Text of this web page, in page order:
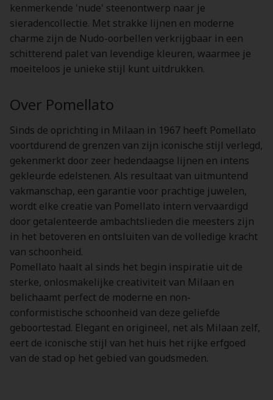
kenmerkende 'nude' steenontwerp naar je
sieradencollectie. Met strakke lijnen en moderne
charme zijn de Nudo-oorbellen verkrijgbaar in een
schitterend palet van levendige kleuren, waarmee je
moeiteloos je unieke stijl kunt uitdrukken.
Over Pomellato
Sinds de oprichting in Milaan in 1967 heeft Pomellato
voortdurend de grenzen van zijn iconische stijl verlegd,
gekenmerkt door zeer hedendaagse lijnen en intens
gekleurde edelstenen. Als resultaat van uitmuntend
vakmanschap, een garantie voor prachtige juwelen,
wordt elke creatie van Pomellato intern vervaardigd
door getalenteerde ambachtslieden die meesters zijn
in het betoveren en ontsluiten van de volledige kracht
van schoonheid.
Pomellato haalt al sinds het begin inspiratie uit de
sterke, onlosmakelijke creativiteit van Milaan en
belichaamt perfect de moderne en non-
conformistische schoonheid van deze geliefde
geboortestad. Elegant en origineel, net als Milaan zelf,
eert de iconische stijl van het huis het rijke erfgoed
van de stad op het gebied van goudsmeden.